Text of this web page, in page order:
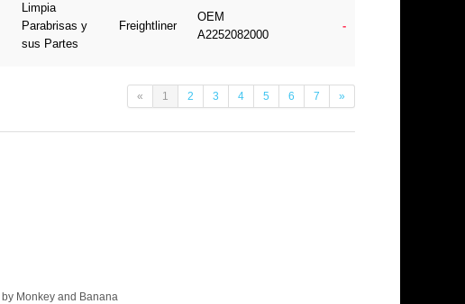
Limpia
Parabrisas y
sus Partes
Freightliner
OEM
A2252082000
-
« 1 2 3 4 5 6 7 »
Monkey and Banana